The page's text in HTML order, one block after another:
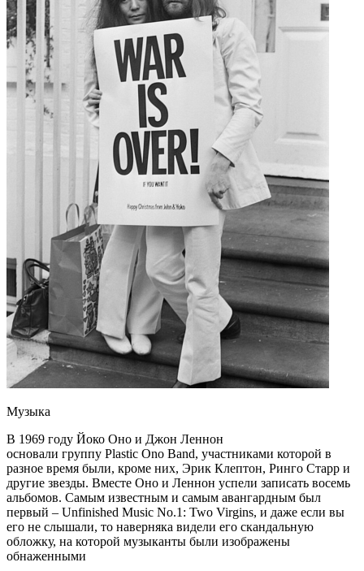
Музыка
В 1969 году Йоко Оно и Джон Леннон
основали группу Plastic Ono Band, участниками которой в
разное время были, кроме них, Эрик Клептон, Ринго Старр и
другие звезды. Вместе Оно и Леннон успели записать восемь
альбомов. Самым известным и самым авангардным был
первый – Unfinished Music No.1: Two Virgins, и даже если вы
его не слышали, то наверняка видели его скандальную
обложку, на которой музыканты были изображены
обнаженными